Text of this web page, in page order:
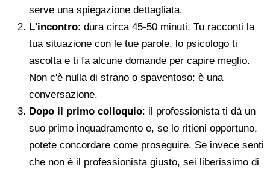
serve una spiegazione dettagliata.
L'incontro: dura circa 45-50 minuti. Tu racconti la
tua situazione con le tue parole, lo psicologo ti
ascolta e ti fa alcune domande per capire meglio.
Non c'è nulla di strano o spaventoso: è una
conversazione.
Dopo il primo colloquio: il professionista ti dà un
suo primo inquadramento e, se lo ritieni opportuno,
potete concordare come proseguire. Se invece senti
che non è il professionista giusto, sei liberissimo di